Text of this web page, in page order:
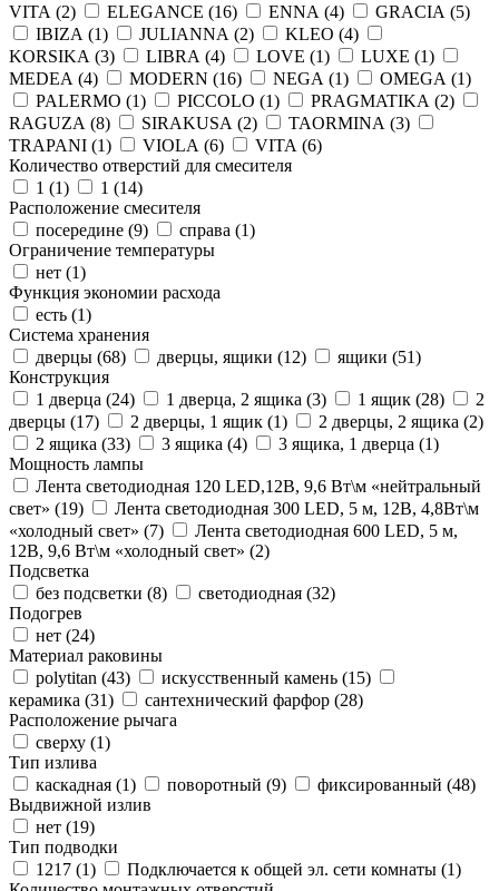
VITA (2) ELEGANCE (16) ENNA (4) GRACIA (5)
IBIZA (1) JULIANNA (2) KLEO (4)
KORSIKA (3) LIBRA (4) LOVE (1) LUXE (1)
MEDEA (4) MODERN (16) NEGA (1) OMEGA (1)
PALERMO (1) PICCOLO (1) PRAGMATIKA (2)
RAGUZA (8) SIRAKUSA (2) TAORMINA (3)
TRAPANI (1) VIOLA (6) VITA (6)
Количество отверстий для смесителя
1 (1) 1 (14)
Расположение смесителя
посередине (9) справа (1)
Ограничение температуры
нет (1)
Функция экономии расхода
есть (1)
Система хранения
дверцы (68) дверцы, ящики (12) ящики (51)
Конструкция
1 дверца (24) 1 дверца, 2 ящика (3) 1 ящик (28)
2
дверцы (17) 2 дверцы, 1 ящик (1) 2 дверцы, 2 ящика (2)
2 ящика (33) 3 ящика (4) 3 ящика, 1 дверца (1)
Мощность лампы
Лента светодиодная 120 LED,12В, 9,6 Вт\м «нейтральный
свет» (19)
Лента светодиодная 300 LED, 5 м, 12В, 4,8Вт\м
«холодный свет» (7)
Лента светодиодная 600 LED, 5 м,
12В, 9,6 Вт\м «холодный свет» (2)
Подсветка
без подсветки (8) светодиодная (32)
Подогрев
нет (24)
Материал раковины
polytitan (43) искусственный камень (15)
керамика (31) сантехнический фарфор (28)
Расположение рычага
сверху (1)
Тип излива
каскадная (1) поворотный (9) фиксированный (48)
Выдвижной излив
нет (19)
Тип подводки
1217 (1) Подключается к общей эл. сети комнаты (1)